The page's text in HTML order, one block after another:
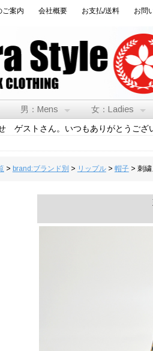
ご案内 会社概要 お支払/送料 お問
男：Mens 女：Ladies
ゲストさん。いつもありがとうござ
> brand:ブランド別 > リップル> 帽子> 刺繍